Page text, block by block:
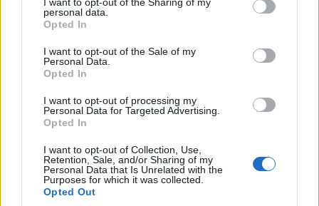
grant or deny consent to Google and its third-party tags to
use your data for below specified purposes in below Google
consent section.
personal data.
Opted In
I want to opt-out of the Sale of my
Personal Data.
Opted In
I want to opt-out of processing my
Personal Data for Targeted Advertising.
Opted In
I want to opt-out of Collection, Use,
Retention, Sale, and/or Sharing of my
Personal Data that Is Unrelated with the
Purposes for which it was collected.
Opted Out